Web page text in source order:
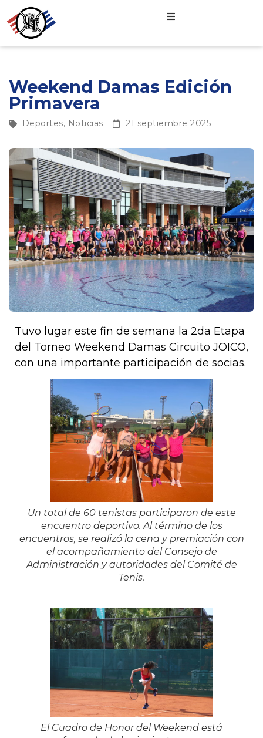
Weekend Damas Edición
Primavera
Deportes, Noticias 21 septiembre 2025
Tuvo lugar este fin de semana la 2da Etapa
del Torneo Weekend Damas Circuito JOICO,
con una importante participación de socias.
Un total de 60 tenistas participaron de este
encuentro deportivo. Al término de los
encuentros, se realizó la cena y premiación con
el acompañamiento del Consejo de
Administración y autoridades del Comité de
Tenis.
El Cuadro de Honor del Weekend está